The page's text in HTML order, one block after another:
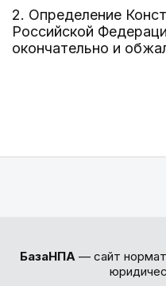
2. Определение
Российской
окончательно и
БазаНПА — сайт